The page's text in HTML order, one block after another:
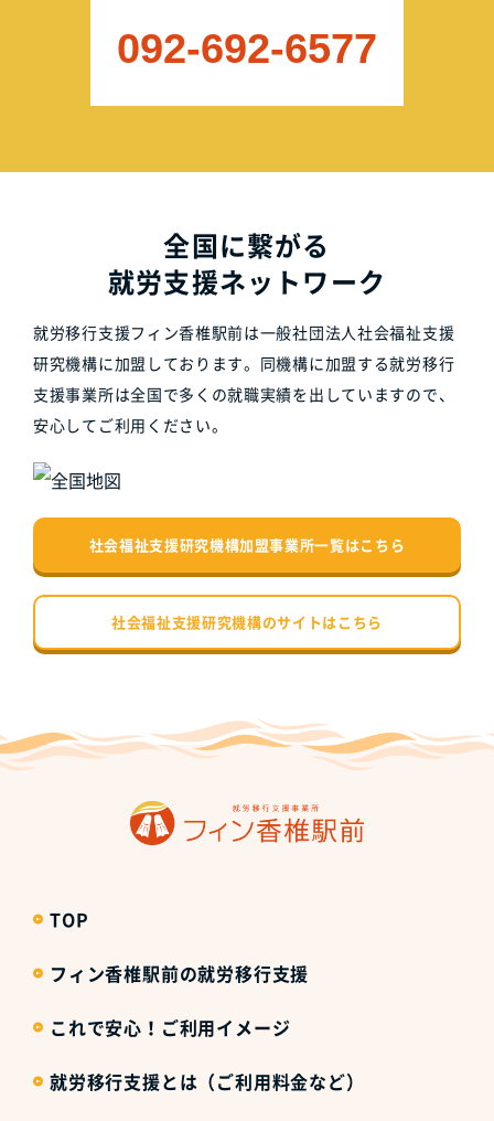
092-692-6577
全国に繋がる
就労支援ネットワーク
就労移行支援フィン香椎駅前は一般社団法人社会福祉支援
研究機構に加盟しております。同機構に加盟する就労移行
支援事業所は全国で多くの就職実績を出していますので、
安心してご利用ください。
社会福祉支援研究機構加盟事業所一覧はこちら
社会福祉支援研究機構のサイトはこちら
TOP
フィン香椎駅前の就労移行支援
これで安心！ご利用イメージ
就労移行支援とは（ご利用料金など）